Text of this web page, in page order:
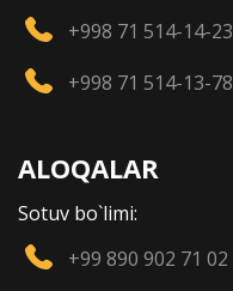
+998 71 514-14-23
+998 71 514-13-78
ALOQALAR
Sotuv bo`limi:
+99 890 902 71 02